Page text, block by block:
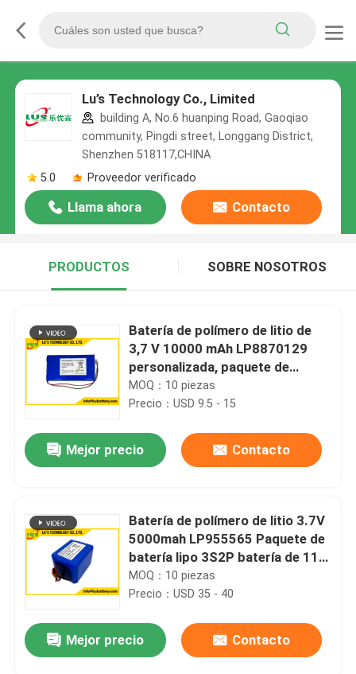
Lu’s Technology Co., Limited
building A, No.6 huanping Road, Gaoqiao
community, Pingdi street, Longgang District,
Shenzhen 518117,CHINA
5.0
Proveedor verificado
Llama ahora Contacto
PRODUCTOS SOBRE NOSOTROS
Batería de polímero de litio de
3,7 V 10000 mAh LP8870129
personalizada, paquete de
baterías lipo 3S1P de 11,1
voltios 10 Ah
MOQ：10 piezas
Precio：USD 9.5 - 15
Mejor precio Contacto
Batería de polímero de litio 3.7V
5000mah LP955565 Paquete de
batería lipo 3S2P batería de 11
voltios 10AH
MOQ：10 piezas
Precio：USD 35 - 40
Mejor precio Contacto